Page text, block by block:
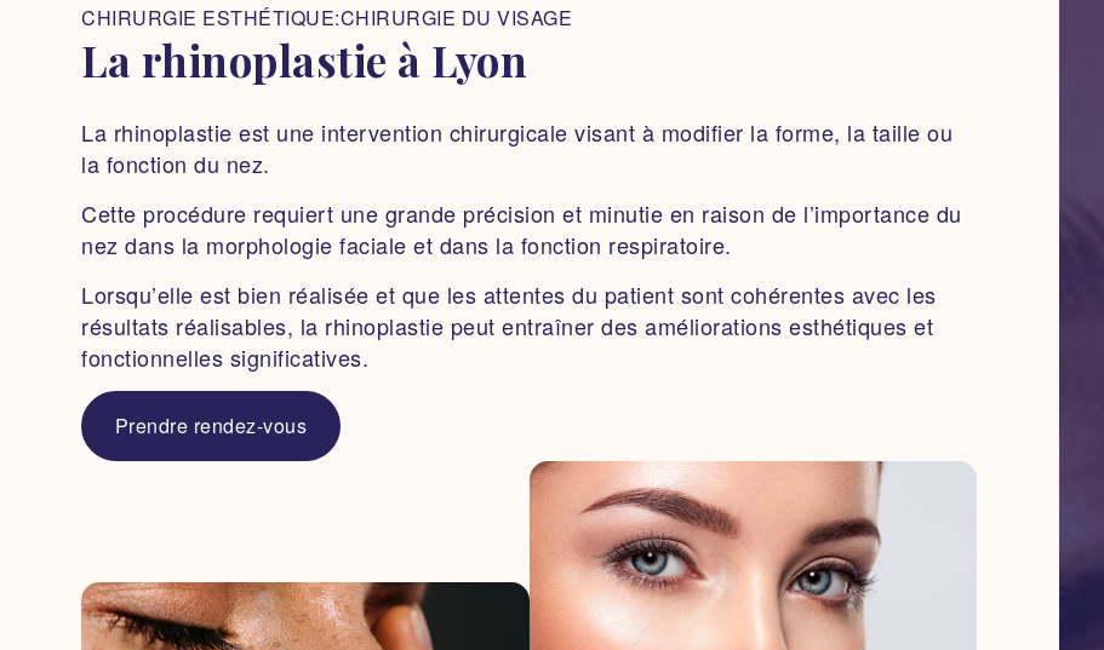
CHIRURGIE ESTHÉTIQUE:CHIRURGIE DU VISAGE
La rhinoplastie à Lyon
La rhinoplastie est une intervention chirurgicale visant à modifier la forme, la taille ou
la fonction du nez.
Cette procédure requiert une grande précision et minutie en raison de l’importance du
nez dans la morphologie faciale et dans la fonction respiratoire.
Lorsqu’elle est bien réalisée et que les attentes du patient sont cohérentes avec les
résultats réalisables, la rhinoplastie peut entraîner des améliorations esthétiques et
fonctionnelles significatives.
Prendre rendez-vous